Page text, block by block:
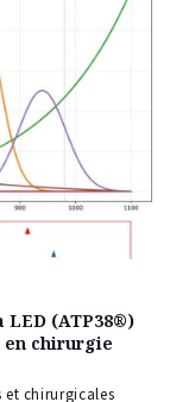
(ATP38®)
en chirurgie
et chirurgicales